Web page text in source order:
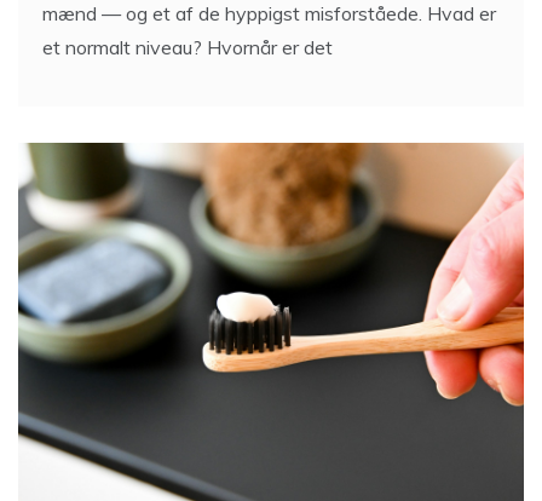
mænd — og et af de hyppigst misforståede. Hvad er
et normalt niveau? Hvornår er det